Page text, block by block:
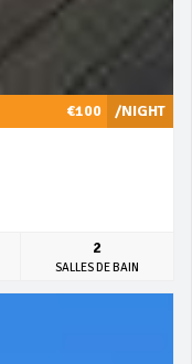
/NIGHT
€100
2
SALLES DE BAIN